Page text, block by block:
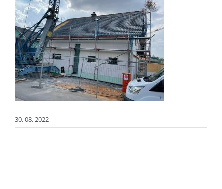
30. 08. 2022